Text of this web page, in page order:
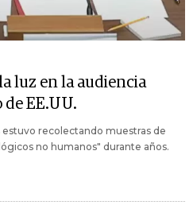
luz en la audiencia
EE.UU.
recolectando muestras de
no humanos" durante años.